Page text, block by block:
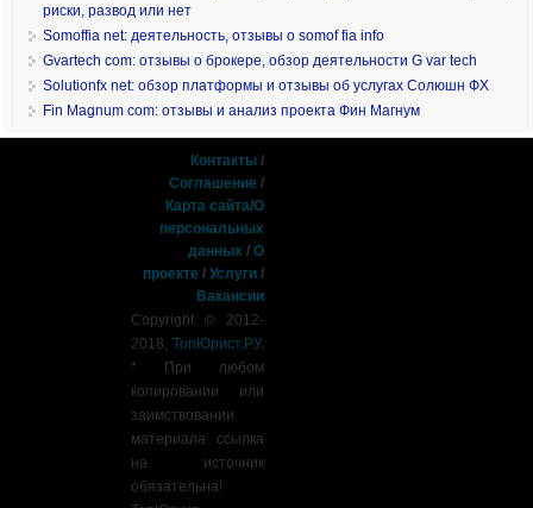
риски, развод или нет
Somoffia net: деятельность, отзывы о somof fia info
Gvartech com: отзывы о брокере, обзор деятельности G var tech
Solutionfx net: обзор платформы и отзывы об услугах Солюшн ФХ
Fin Magnum com: отзывы и анализ проекта Фин Магнум
Контакты /
Соглашение /
Карта сайта/О
персональных
данных /О
проекте /Услуги /
Вакансии
Copyright © 2012-
2018,ТопЮрист.РУ.
* При любом
копировании или
заимствовании
материала ссылка
на источник
обязательна!